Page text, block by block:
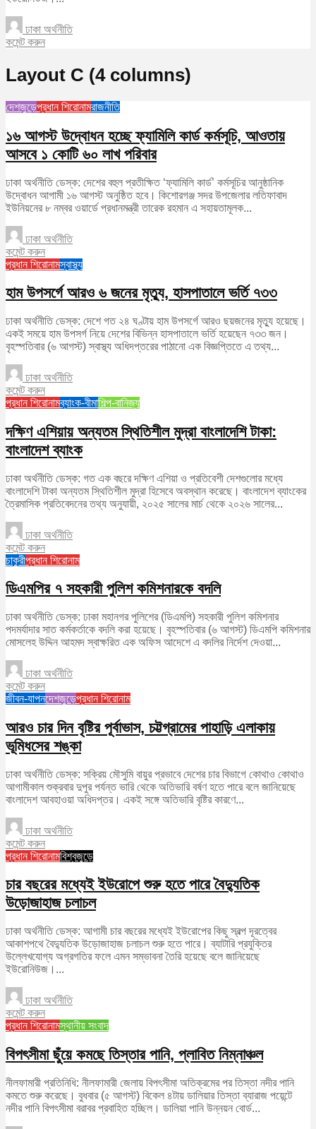
ঢাকা অর্থনীতি
কমেন্ট করুন
Layout C (4 columns)
দেশজুড়েপ্রধান শিরোনামরাজনীতি
১৬ আগস্ট উদ্বোধন হচ্ছে ফ্যামিলি কার্ড কর্মসূচি, আওতায়
আসবে ১ কোটি ৬০ লাখ পরিবার
ঢাকা অর্থনীতি ডেস্ক: দেশের বহুল প্রতীক্ষিত ‘ফ্যামিলি কার্ড’ কর্মসূচির আনুষ্ঠানিক
উদ্বোধন আগামী ১৬ আগস্ট অনুষ্ঠিত হবে। কিশোরগঞ্জ সদর উপজেলার লতিফাবাদ
ইউনিয়নের ৮ নম্বর ওয়ার্ডে প্রধানমন্ত্রী তারেক রহমান এ সহায়তামূলক...
ঢাকা অর্থনীতি
কমেন্ট করুন
প্রধান শিরোনামস্বাস্থ্য
হাম উপসর্গে আরও ৬ জনের মৃত্যু, হাসপাতালে ভর্তি ৭৩৩
ঢাকা অর্থনীতি ডেস্ক: দেশে গত ২৪ ঘণ্টায় হাম উপসর্গে আরও ছয়জনের মৃত্যু হয়েছে।
একই সময়ে হাম উপসর্গ নিয়ে দেশের বিভিন্ন হাসপাতালে ভর্তি হয়েছেন ৭৩৩ জন।
বৃহস্পতিবার (৬ আগস্ট) স্বাস্থ্য অধিদপ্তরের পাঠানো এক বিজ্ঞপ্তিতে এ তথ্য...
ঢাকা অর্থনীতি
কমেন্ট করুন
প্রধান শিরোনামব্যাংক-বীমাশিল্প-বানিজ্য
দক্ষিণ এশিয়ায় অন্যতম স্থিতিশীল মুদ্রা বাংলাদেশি টাকা:
বাংলাদেশ ব্যাংক
ঢাকা অর্থনীতি ডেস্ক: গত এক বছরে দক্ষিণ এশিয়া ও প্রতিবেশী দেশগুলোর মধ্যে
বাংলাদেশি টাকা অন্যতম স্থিতিশীল মুদ্রা হিসেবে অবস্থান করেছে। বাংলাদেশ ব্যাংকের
ত্রৈমাসিক প্রতিবেদনের তথ্য অনুযায়ী, ২০২৫ সালের মার্চ থেকে ২০২৬ সালের...
ঢাকা অর্থনীতি
কমেন্ট করুন
চাকুরীপ্রধান শিরোনাম
ডিএমপির ৭ সহকারী পুলিশ কমিশনারকে বদলি
ঢাকা অর্থনীতি ডেস্ক: ঢাকা মহানগর পুলিশের (ডিএমপি) সহকারী পুলিশ কমিশনার
পদমর্যাদার সাত কর্মকর্তাকে বদলি করা হয়েছে। বৃহস্পতিবার (৬ আগস্ট) ডিএমপি কমিশনার
মোসলেহ উদ্দিন আহমদ স্বাক্ষরিত এক অফিস আদেশে এ বদলির নির্দেশ দেওয়া...
ঢাকা অর্থনীতি
কমেন্ট করুন
জীবন-যাপনদেশজুড়েপ্রধান শিরোনাম
আরও চার দিন বৃষ্টির পূর্বাভাস, চট্টগ্রামের পাহাড়ি এলাকায়
ভূমিধসের শঙ্কা
ঢাকা অর্থনীতি ডেস্ক: সক্রিয় মৌসুমি বায়ুর প্রভাবে দেশের চার বিভাগে কোথাও কোথাও
আগামীকাল শুক্রবার দুপুর পর্যন্ত ভারি থেকে অতিভারি বর্ষণ হতে পারে বলে জানিয়েছে
বাংলাদেশ আবহাওয়া অধিদপ্তর। একই সঙ্গে অতিভারি বৃষ্টির কারণে...
ঢাকা অর্থনীতি
কমেন্ট করুন
প্রধান শিরোনামবিশ্বজুড়ে
চার বছরের মধ্যেই ইউরোপে শুরু হতে পারে বৈদ্যুতিক
উড়োজাহাজ চলাচল
ঢাকা অর্থনীতি ডেস্ক: আগামী চার বছরের মধ্যেই ইউরোপের কিছু স্বল্প দূরত্বের
আকাশপথে বৈদ্যুতিক উড়োজাহাজ চলাচল শুরু হতে পারে। ব্যাটারি প্রযুক্তির
উল্লেখযোগ্য অগ্রগতির ফলে এমন সম্ভাবনা তৈরি হয়েছে বলে জানিয়েছে
ইউরোনিউজ।...
ঢাকা অর্থনীতি
কমেন্ট করুন
প্রধান শিরোনামস্থানীয় সংবাদ
বিপৎসীমা ছুঁয়ে কমছে তিস্তার পানি, প্লাবিত নিম্নাঞ্চল
নীলফামারী প্রতিনিধি: নীলফামারী জেলায় বিপৎসীমা অতিক্রমের পর তিস্তা নদীর পানি
কমতে শুরু করেছে। বুধবার (৫ আগস্ট) বিকেল ৪টায় ডালিয়ার তিস্তা ব্যারাজ পয়েন্টে
নদীর পানি বিপৎসীমা বরাবর প্রবাহিত হচ্ছিল। ডালিয়া পানি উন্নয়ন বোর্ড...